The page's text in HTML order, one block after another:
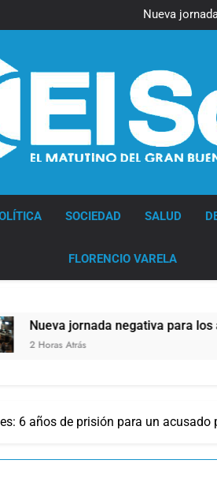
Nueva
en
Jorge
Nueva
Jorge
SOCIEDAD SALUD
FLORENCIO VARELA
negativa para los activos
6 años de prisión para un